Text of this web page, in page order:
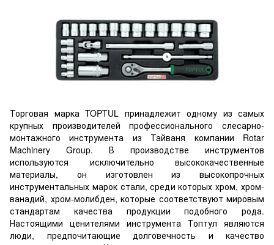
Торговая марка TOPTUL принадлежит одному из самых
крупных производителей профессионального слесарно-
монтажного инструмента из Тайваня компании Rotar
Machinery Group. В производстве инструментов
используются исключительно высококачественные
материалы, он изготовлен из высокопрочных
инструментальных марок стали, среди которых хром, хром-
ванадий, хром-молибден, которые соответствуют мировым
стандартам качества продукции подобного рода.
Настоящими ценителями инструмента Топтул являются
люди, предпочитающие долговечность и качество